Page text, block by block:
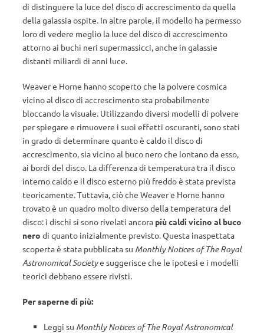
di distinguere la luce del disco di accrescimento da quella
della galassia ospite. In altre parole, il modello ha permesso
loro di vedere meglio la luce del disco di accrescimento
attorno ai buchi neri supermassicci, anche in galassie
distanti miliardi di anni luce.
Weaver e Horne hanno scoperto che la polvere cosmica
vicino al disco di accrescimento sta probabilmente
bloccando la visuale. Utilizzando diversi modelli di polvere
per spiegare e rimuovere i suoi effetti oscuranti, sono stati
in grado di determinare quanto è caldo il disco di
accrescimento, sia vicino al buco nero che lontano da esso,
ai bordi del disco. La differenza di temperatura tra il disco
interno caldo e il disco esterno più freddo è stata prevista
teoricamente. Tuttavia, ciò che Weaver e Horne hanno
trovato è un quadro molto diverso della temperatura del
disco: i dischi si sono rivelati ancora più caldi vicino al buco
nero di quanto inizialmente previsto. Questa inaspettata
scoperta è stata pubblicata su Monthly Notices of The Royal
Astronomical Societye suggerisce che le ipotesi e i modelli
teorici debbano essere rivisti.
Per saperne di più:
Leggi su Monthly Notices of The Royal Astronomical